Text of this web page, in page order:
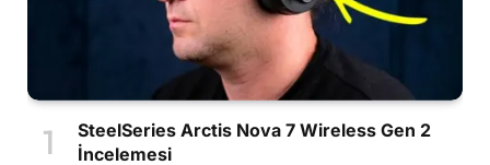
SteelSeries Arctis Nova 7 Wireless Gen 2
İncelemesi